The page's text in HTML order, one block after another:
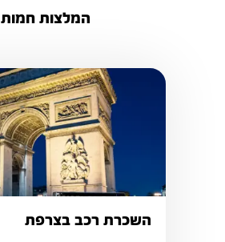
המלצות חמות
השכרת רכב בצרפת